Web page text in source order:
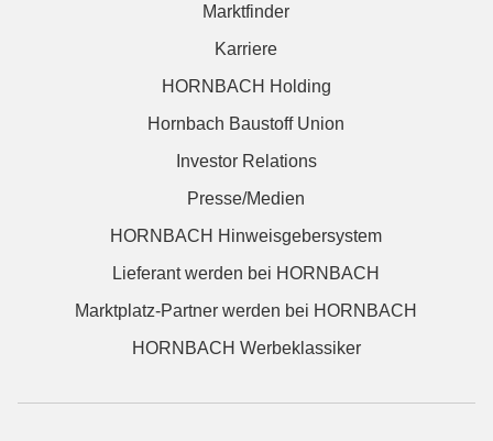
Marktfinder
Karriere
HORNBACH Holding
Hornbach Baustoff Union
Investor Relations
Presse/Medien
HORNBACH Hinweisgebersystem
Lieferant werden bei HORNBACH
Marktplatz-Partner werden bei HORNBACH
HORNBACH Werbeklassiker